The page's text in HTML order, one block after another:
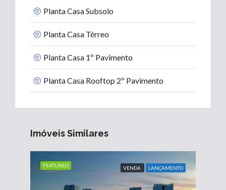
Planta Casa Subsolo
Planta Casa Térreo
Planta Casa 1º Pavimento
Planta Casa Rooftop 2º Pavimento
Imóveis Similares
FEATURED VENDA LANÇAMENTO